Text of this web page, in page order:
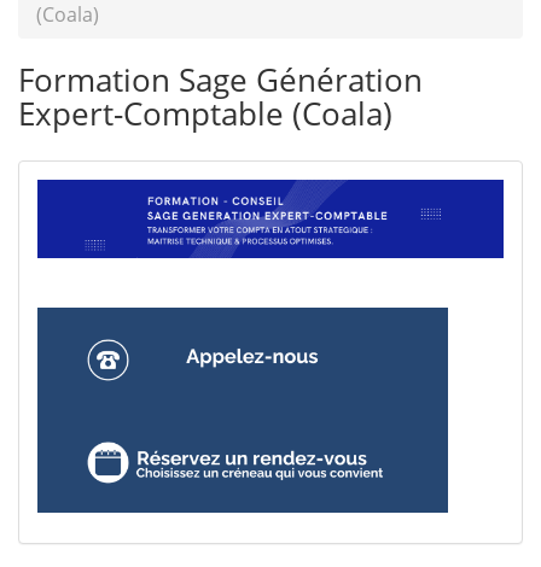
(Coala)
Formation Sage Génération
Expert-Comptable (Coala)